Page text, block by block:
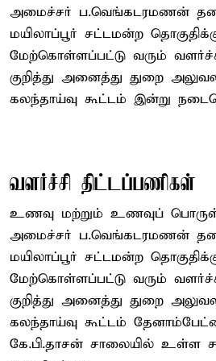
அமைச்சர் ப.வெங்கடரமணன்
மயிலாப்பூர் சட்டமன்ற
மேற்கொள்ளப்பட்டு வரும்
குறித்து அனைத்து துறை
கலந்தாய்வு கூட்டம் இன்று
வளர்ச்சி திட்டப்பணிகள்
உணவு மற்றும் உணவுப்
அமைச்சர் ப.வெங்கடரமணன்
மயிலாப்பூர் சட்டமன்ற
மேற்கொள்ளப்பட்டு வரும்
குறித்து அனைத்து துறை
கலந்தாய்வு கூட்டம்
கே.பி.தாசன் சாலையில் உள்ள